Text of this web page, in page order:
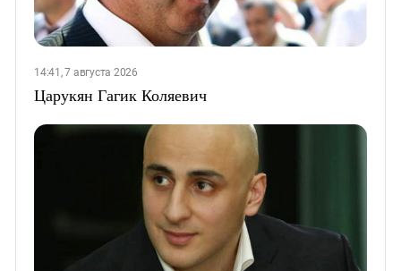
14:41, 7 августа 2026
Царукян Гагик Коляевич